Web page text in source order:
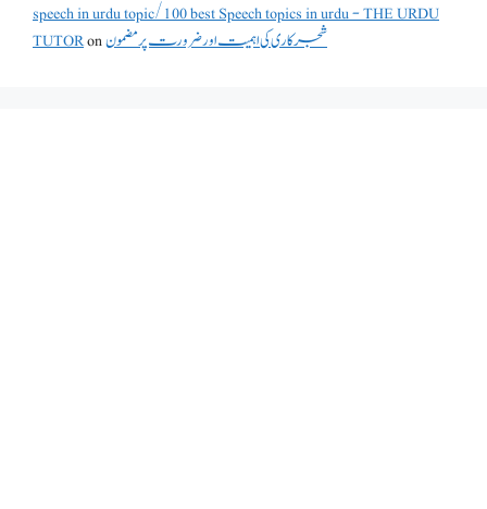
speech in urdu topic/100 best Speech topics in urdu - THE URDU
TUTORonشجرکاری کی اہمیت اور ضرورت پر مضمون